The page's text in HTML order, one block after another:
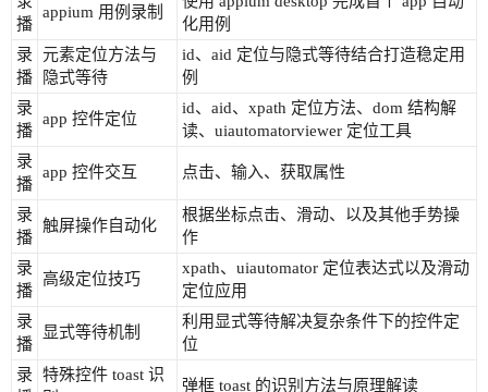
播
appium 用例录制
化用例
录
播
元素定位方法与
隐式等待
id、aid 定位与隐式等待结合打造稳定用
例
录
播
app 控件定位
id、aid、xpath 定位方法、dom 结构解
读、uiautomatorviewer 定位工具
录
播
app 控件交互 点击、输入、获取属性
录
播
触屏操作自动化
根据坐标点击、滑动、以及其他手势操
作
录
播
高级定位技巧
xpath、uiautomator 定位表达式以及滑动
定位应用
录
播
显式等待机制
利用显式等待解决复杂条件下的控件定
位
录
特殊控件 toast 识
弹框 toast 的识别方法与原理解读